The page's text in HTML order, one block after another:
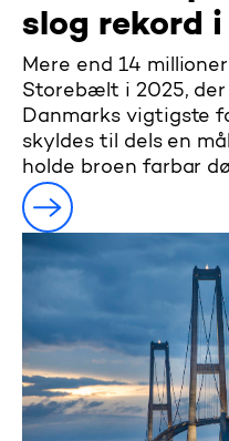
slog rekord i
Mere end 14
Storebælt i 2025,
Danmarks vigtigste
skyldes til dels en
holde broen farbar